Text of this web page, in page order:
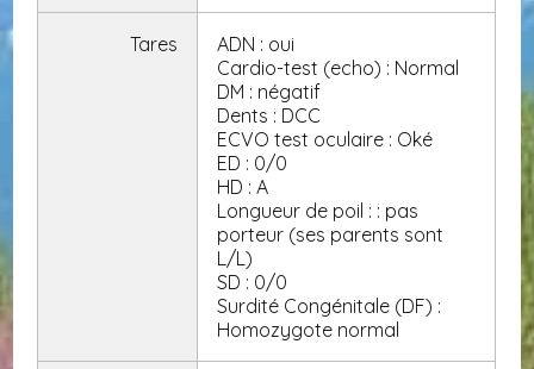
Tares
ADN : oui
Cardio-test (echo) : Normal
DM : négatif
Dents : DCC
ECVO test oculaire : Oké
ED : 0/0
HD : A
Longueur de poil : : pas
porteur (ses parents sont
L/L)
SD : 0/0
Surdité Congénitale (DF) :
Homozygote normal